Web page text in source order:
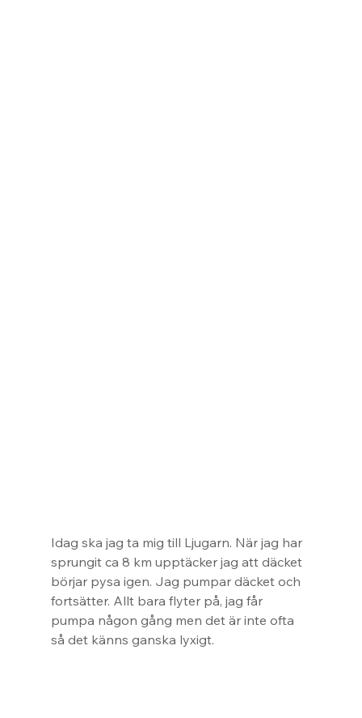
Idag ska jag ta mig till Ljugarn. När jag har
sprungit ca 8 km upptäcker jag att däcket
börjar pysa igen. Jag pumpar däcket och
fortsätter. Allt bara flyter på, jag får
pumpa någon gång men det är inte ofta
så det känns ganska lyxigt.